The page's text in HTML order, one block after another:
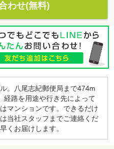
わせ(無料)
。八尾志紀郵便局まで474m
経路を用途や行き先によって
マンションです。できるだけ
当社スタッフまでご連絡くだ
くお届けします。